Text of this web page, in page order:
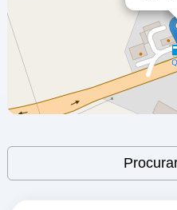
Lugar De Caia 7350 – Caia
A.S. CAIA
a 12.96 Km